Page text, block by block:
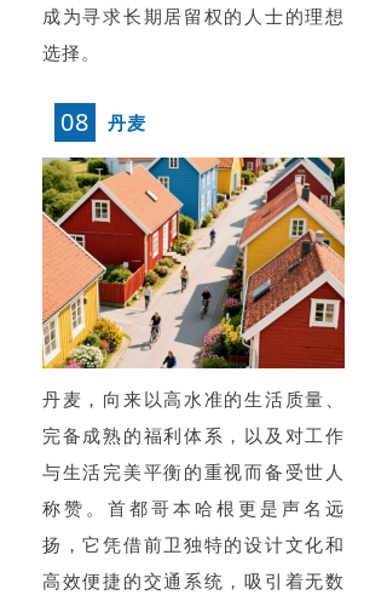
成为寻求长期居留权的人士的理想
选择。
08 丹麦
丹麦，向来以高水准的生活质量、
完备成熟的福利体系，以及对工作
与生活完美平衡的重视而备受世人
称赞。首都哥本哈根更是声名远
扬，它凭借前卫独特的设计文化和
高效便捷的交通系统，吸引着无数